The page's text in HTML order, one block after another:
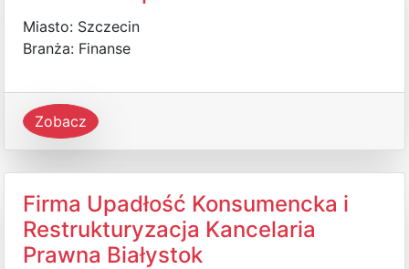
Miasto: Szczecin
Branża: Finanse
Zobacz
Firma Upadłość Konsumencka i
Restrukturyzacja Kancelaria
Prawna Białystok